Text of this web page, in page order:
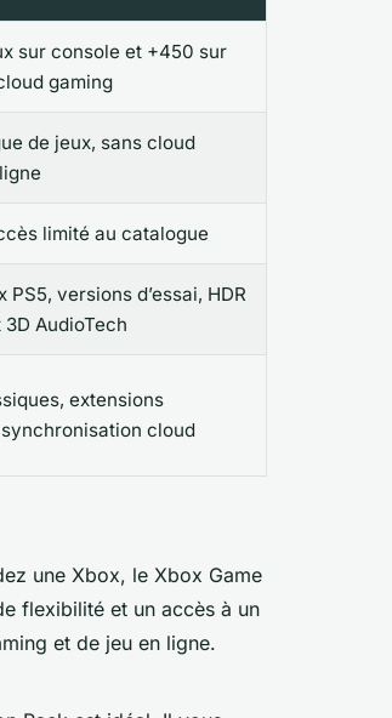
sur console et +450 sur
gaming
de jeux, sans cloud
limité au catalogue
PS5, versions d’essai, HDR
AudioTech
extensions
cloud
une Xbox, le Xbox Game
flexibilité et un accès à un
et de jeu en ligne.